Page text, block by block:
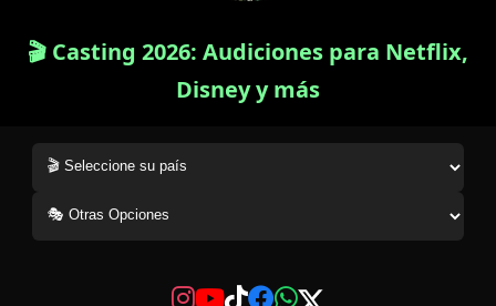
🎬 Casting 2026: Audiciones para Netflix,
Disney y más